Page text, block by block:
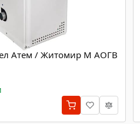
Атем / Житомир М АОГВ